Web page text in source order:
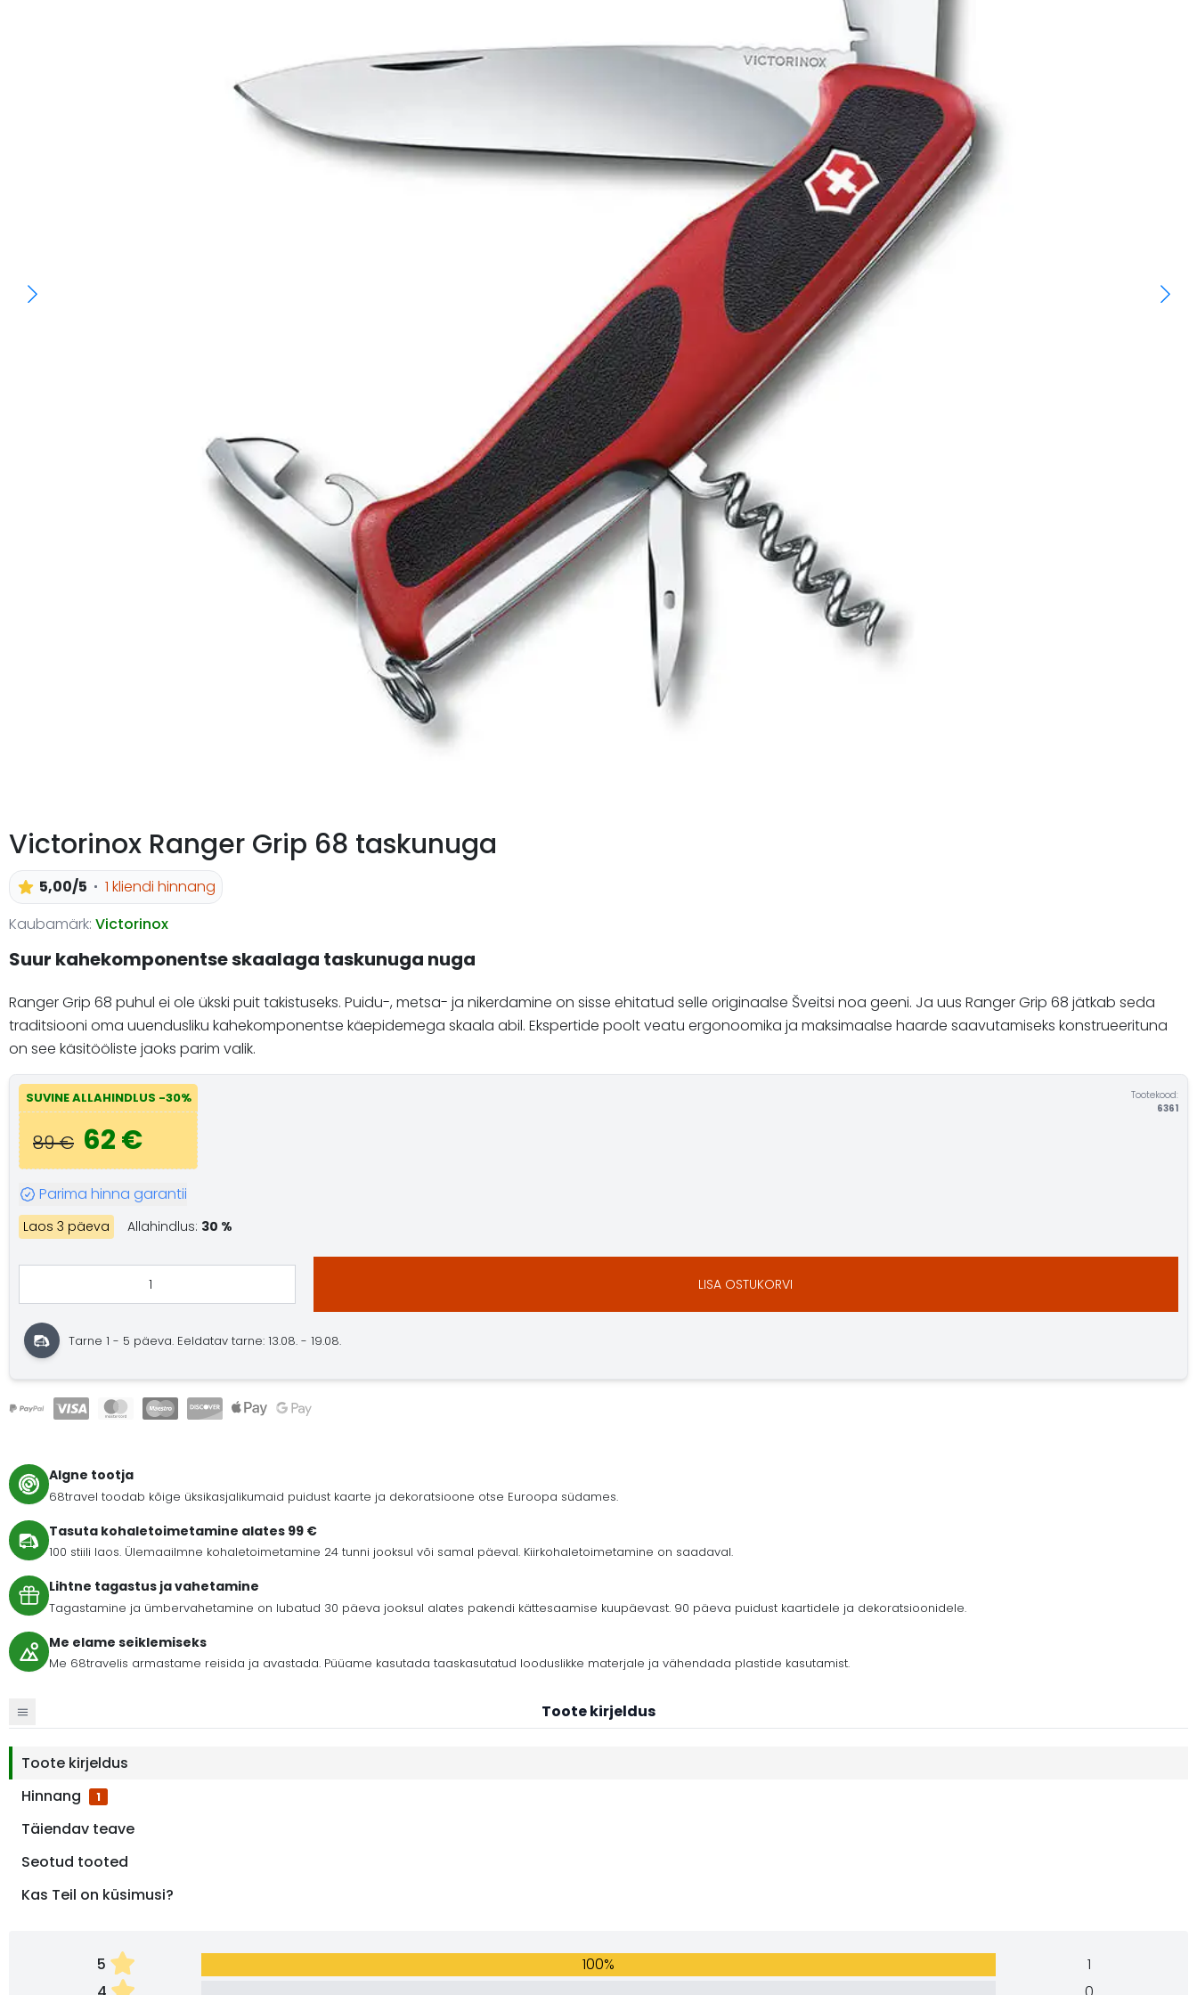
Victorinox Ranger Grip 68 taskunuga
5,00/5
1 kliendi hinnang
Kaubamärk: Victorinox
Suur kahekomponentse skaalaga taskunuga nuga
Ranger Grip 68 puhul ei ole ükski puit takistuseks. Puidu-, metsa- ja nikerdamine on sisse ehitatud selle originaalse Šveitsi noa geeni. Ja uus Ranger Grip 68 jätkab seda
traditsiooni oma uuendusliku kahekomponentse käepidemega skaala abil. Ekspertide poolt veatu ergonoomika ja maksimaalse haarde saavutamiseks konstrueerituna
on see käsitööliste jaoks parim valik.
SUVINE ALLAHINDLUS -30%
89 € 62 €
Tootekood:
6361
Parima hinna garantii
Laos 3 päeva Allahindlus: 30 %
LISA OSTUKORVI
Tarne 1 - 5 päeva. Eeldatav tarne: 13.08. - 19.08.
Algne tootja
68travel toodab kõige üksikasjalikumaid puidust kaarte ja dekoratsioone otse Euroopa südames.
Tasuta kohaletoimetamine alates 99 €
100 stiili laos. Ülemaailmne kohaletoimetamine 24 tunni jooksul või samal päeval. Kiirkohaletoimetamine on saadaval.
Lihtne tagastus ja vahetamine
Tagastamine ja ümbervahetamine on lubatud 30 päeva jooksul alates pakendi kättesaamise kuupäevast. 90 päeva puidust kaartidele ja dekoratsioonidele.
Me elame seiklemiseks
Me 68travelis armastame reisida ja avastada. Püüame kasutada taaskasutatud looduslikke materjale ja vähendada plastide kasutamist.
Toote kirjeldus
Toote kirjeldus
Hinnang
1
Täiendav teave
Seotud tooted
Kas Teil on küsimusi?
5 100%
1